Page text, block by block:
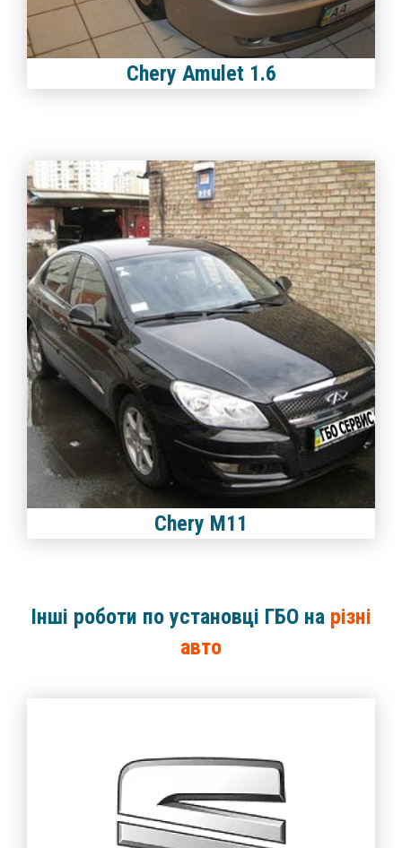
Chery Amulet 1.6
Chery M11
Інші роботи по установці ГБО на різні
авто